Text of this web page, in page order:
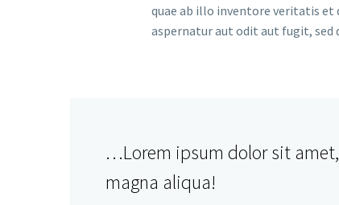
quae ab illo inventore veritatis et
aspernatur aut odit aut fugit, sed
…Lorem ipsum dolor sit
magna aliqua!